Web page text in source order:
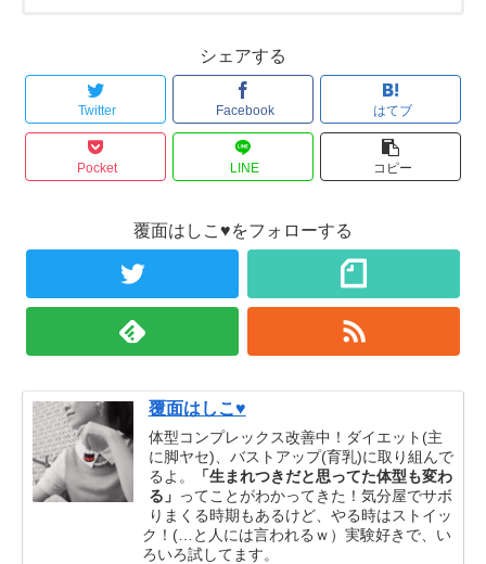
シェアする
Twitter Facebook はてブ
Pocket LINE コピー
覆面はしこ♥をフォローする
覆面はしこ♥
体型コンプレックス改善中！ダイエット(主
に脚ヤセ)、バストアップ(育乳)に取り組んで
るよ。
「生まれつきだと思ってた体型も変わ
る」 ってことがわかってきた！気分屋でサボ
りまくる時期もあるけど、やる時はストイッ
ク！(…と人には言われるｗ）実験好きで、い
ろいろ試してます。